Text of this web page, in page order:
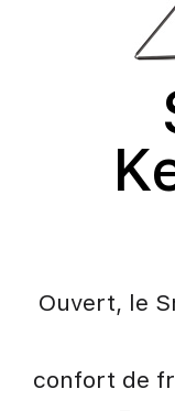
Ouvert, le
confort de